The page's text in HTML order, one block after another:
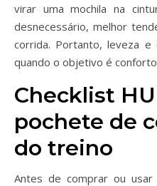
virar uma mochila na
desnecessário, melhor
corrida. Portanto, leveza e
quando o objetivo é
Checklist
pochete de
do treino
Antes de comprar ou